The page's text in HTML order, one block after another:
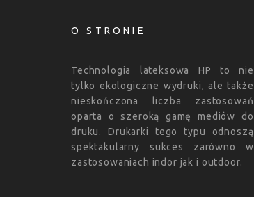
O STRONIE
Technologia lateksowa HP to nie
tylko ekologiczne wydruki, ale także
nieskończona liczba zastosowań
oparta o szeroką gamę mediów do
druku. Drukarki tego typu odnoszą
spektakularny sukces zarówno w
zastosowaniach indor jak i outdoor.